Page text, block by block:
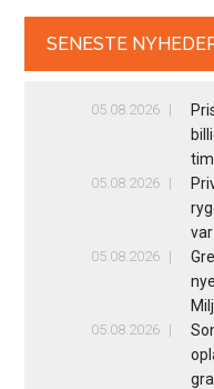
SENESTE
05.08.2026
05.08.2026
05.08.2026
05.08.2026